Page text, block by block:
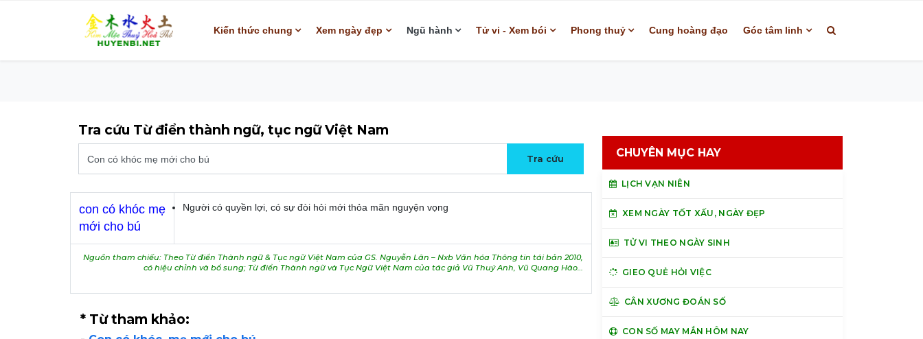
Kiến thức chung Xem ngày đẹp Ngũ hành Tử vi - Xem bói Phong thuỷ Cung hoàng đạo Góc tâm linh
Tra cứu Từ điển thành ngữ, tục ngữ Việt Nam
con có khóc mẹ
mới cho bú
Người có quyền lợi, có sự đòi hỏi mới thỏa mãn nguyện vọng
Nguồn tham chiếu: Theo Từ điển Thành ngữ & Tục ngữ Việt Nam của GS. Nguyễn Lân – Nxb Văn hóa Thông tin tái bản 2010,
có hiệu chỉnh và bổ sung; Từ điển Thành ngữ và Tục Ngữ Việt Nam của tác giả Vũ Thuý Anh, Vũ Quang Hào…
* Từ tham khảo:
CHUYÊN MỤC HAY
LỊCH VẠN NIÊN
XEM NGÀY TỐT XẤU, NGÀY ĐẸP
TỬ VI THEO NGÀY SINH
GIEO QUẺ HỎI VIỆC
CÂN XƯƠNG ĐOÁN SỐ
CON SỐ MAY MẮN HÔM NAY